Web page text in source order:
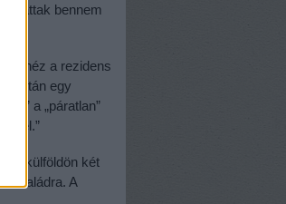
láttak bennem
néz a rezidens
után egy
a „páratlan”
el.”
külföldön két
családra. A